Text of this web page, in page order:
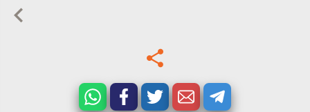
keyboard_arrow_left
share